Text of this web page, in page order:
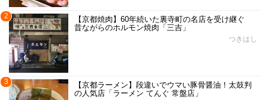
2
【京都焼肉】60年続いた裏寺町の名店を受け継ぐ
昔ながらのホルモン焼肉「三吉」
つきはし
3
【京都ラーメン】段違いでウマい豚骨醤油！太鼓判
の人気店「ラーメン てんぐ 常盤店」